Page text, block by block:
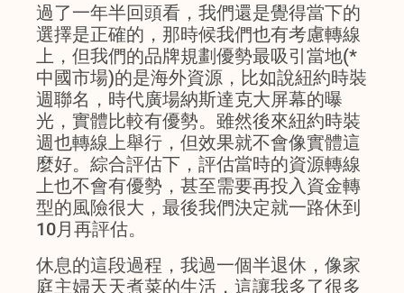
過了一年半回頭看，我們還是覺得當下的
選擇是正確的，那時候我們也有考慮轉線
上，但我們的品牌規劃優勢最吸引當地(*
中國市場)的是海外資源，比如說紐約時裝
週聯名，時代廣場納斯達克大屏幕的曝
光，實體比較有優勢。雖然後來紐約時裝
週也轉線上舉行，但效果就不會像實體這
麼好。綜合評估下，評估當時的資源轉線
上也不會有優勢，甚至需要再投入資金轉
型的風險很大，最後我們決定就一路休到
10月再評估。
休息的這段過程，我過一個半退休，像家
庭主婦天天煮菜的生活，這讓我多了很多